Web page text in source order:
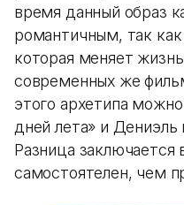
время данный образ
романтичным, так
которая меняет
современных же
этого архетипа
дней лета» и
Разница заключается
самостоятелен, чем